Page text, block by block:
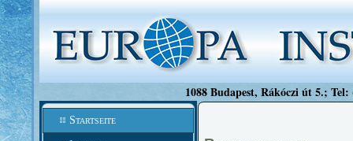
1088 Budapest, Rákóczi út 5.;
Startseite